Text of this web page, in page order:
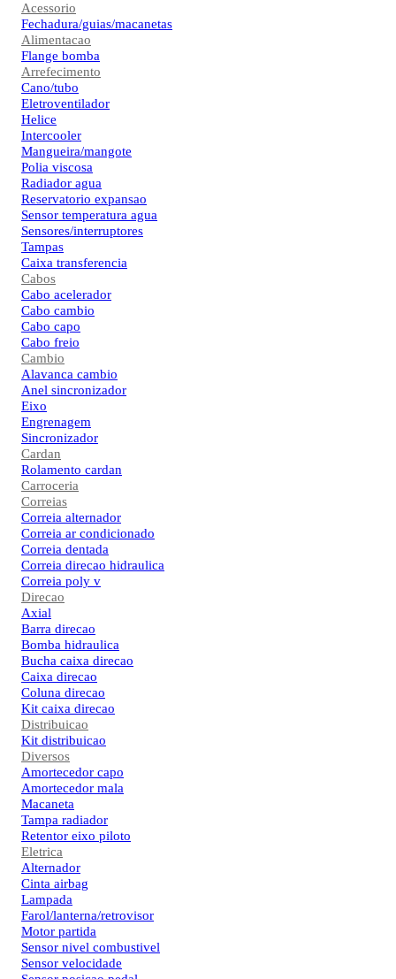
Acessorio
Fechadura/guias/macanetas
Alimentacao
Flange bomba
Arrefecimento
Cano/tubo
Eletroventilador
Helice
Intercooler
Mangueira/mangote
Polia viscosa
Radiador agua
Reservatorio expansao
Sensor temperatura agua
Sensores/interruptores
Tampas
Caixa transferencia
Cabos
Cabo acelerador
Cabo cambio
Cabo capo
Cabo freio
Cambio
Alavanca cambio
Anel sincronizador
Eixo
Engrenagem
Sincronizador
Cardan
Rolamento cardan
Carroceria
Correias
Correia alternador
Correia ar condicionado
Correia dentada
Correia direcao hidraulica
Correia poly v
Direcao
Axial
Barra direcao
Bomba hidraulica
Bucha caixa direcao
Caixa direcao
Coluna direcao
Kit caixa direcao
Distribuicao
Kit distribuicao
Diversos
Amortecedor capo
Amortecedor mala
Macaneta
Tampa radiador
Retentor eixo piloto
Eletrica
Alternador
Cinta airbag
Lampada
Farol/lanterna/retrovisor
Motor partida
Sensor nivel combustivel
Sensor velocidade